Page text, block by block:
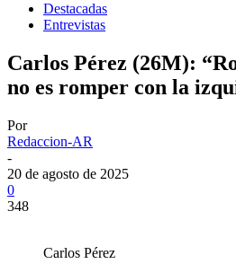
Destacadas
Entrevistas
Carlos Pérez (26M):
no es romper con la
Por
Redaccion-AR
-
20 de agosto de 2025
0
348
Carlos Pérez